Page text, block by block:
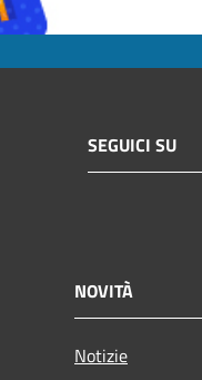
SEGUICI SU
NOVITÀ
Notizie